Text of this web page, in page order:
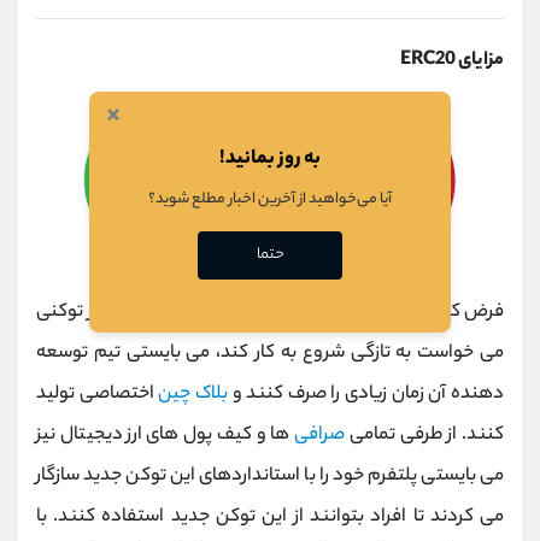
مزایای ERC20
فرض کنید شبکه ERC20 وجود نداشت، در این صورت اگر توکنی
می خواست به تازگی شروع به کار کند، می بایستی تیم توسعه
دهنده آن زمان زیادی را صرف کنند وبلاک چیناختصاصی تولید
کنند. از طرفی تمامیصرافیها و کیف پول های ارز دیجیتال نیز
می بایستی پلتفرم خود را با استانداردهای این توکن جدید سازگار
می کردند تا افراد بتوانند از این توکن جدید استفاده کنند. با
×
به روز بمانید!
آیا می‌خواهید از آخرین اخبار مطلع شوید؟
حتما